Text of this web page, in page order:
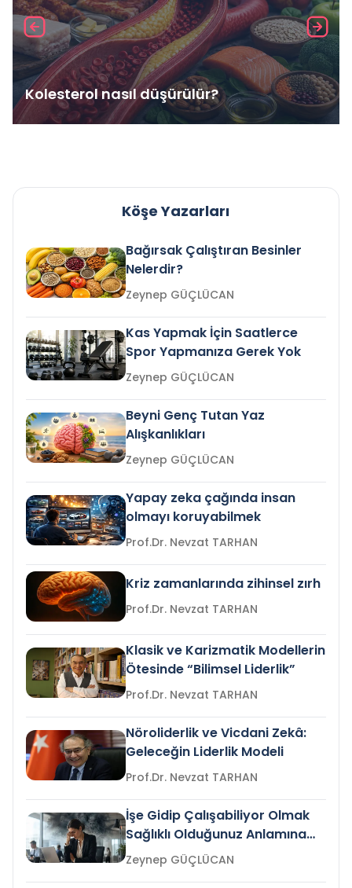
Kolesterol nasıl düşürülür?
Köşe Yazarları
Bağırsak Çalıştıran Besinler
Nelerdir?
Zeynep GÜÇLÜCAN
Kas Yapmak İçin Saatlerce
Spor Yapmanıza Gerek Yok
Zeynep GÜÇLÜCAN
Beyni Genç Tutan Yaz
Alışkanlıkları
Zeynep GÜÇLÜCAN
Yapay zeka çağında insan
olmayı koruyabilmek
Prof.Dr. Nevzat TARHAN
Kriz zamanlarında zihinsel zırh
Prof.Dr. Nevzat TARHAN
Klasik ve Karizmatik Modellerin
Ötesinde “Bilimsel Liderlik”
Prof.Dr. Nevzat TARHAN
Nöroliderlik ve Vicdani Zekâ:
Geleceğin Liderlik Modeli
Prof.Dr. Nevzat TARHAN
İşe Gidip Çalışabiliyor Olmak
Sağlıklı Olduğunuz Anlamına
Gelir mi?Zeynep GÜÇLÜCAN